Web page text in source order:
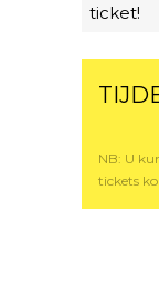
ticket!
NB: U
tickets